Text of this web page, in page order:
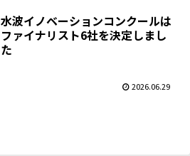
水波イノベーションコンクールは
ファイナリスト6社を決定しまし
た
2026.06.29